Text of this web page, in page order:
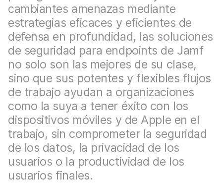
cambiantes amenazas mediante
estrategias eficaces y eficientes de
defensa en profundidad, las soluciones
de seguridad para endpoints de Jamf
no solo son las mejores de su clase,
sino que sus potentes y flexibles flujos
de trabajo ayudan a organizaciones
como la suya a tener éxito con los
dispositivos móviles y de Apple en el
trabajo, sin comprometer la seguridad
de los datos, la privacidad de los
usuarios o la productividad de los
usuarios finales.